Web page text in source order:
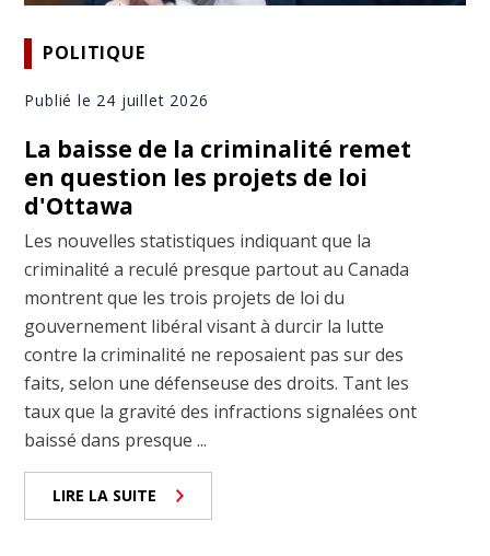
POLITIQUE
Publié le 24 juillet 2026
La baisse de la criminalité remet
en question les projets de loi
d'Ottawa
Les nouvelles statistiques indiquant que la
criminalité a reculé presque partout au Canada
montrent que les trois projets de loi du
gouvernement libéral visant à durcir la lutte
contre la criminalité ne reposaient pas sur des
faits, selon une défenseuse des droits. Tant les
taux que la gravité des infractions signalées ont
baissé dans presque ...
LIRE LA SUITE